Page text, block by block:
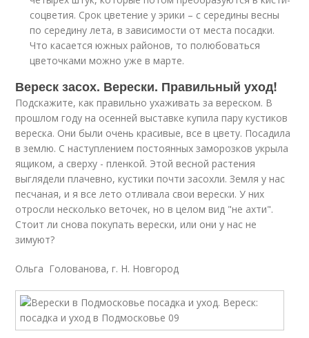
соцветия. Срок цветение у эрики – с середины весны
по середину лета, в зависимости от места посадки.
Что касается южных районов, то полюбоваться
цветочками можно уже в марте.
Вереск засох. Верески. Правильный уход!
Подскажите, как правильно ухаживать за вереском. В
прошлом году на осенней выставке купила пару кустиков
вереска. Они были очень красивые, все в цвету. Посадила
в землю. С наступлением постоянных заморозков укрыла
ящиком, а сверху - пленкой. Этой весной растения
выглядели плачевно, кустики почти засохли. Земля у нас
песчаная, и я все лето отливала свои верески. У них
отросли несколько веточек, но в целом вид "не ахти".
Стоит ли снова покупать верески, или они у нас не
зимуют?
Ольга Голованова, г. Н. Новгород